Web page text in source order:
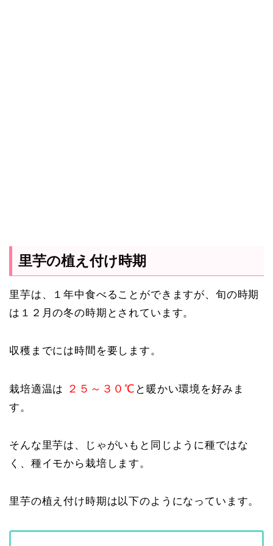
里芋の植え付け時期
里芋は、１年中食べることができますが、旬の時期
は１２月の冬の時期とされています。
収穫までには時間を要します。
栽培適温は ２５～３０℃ と暖かい環境を好みま
す。
そんな里芋は、じゃがいもと同じように種ではな
く、種イモから栽培します。
里芋の植え付け時期は以下のようになっています。